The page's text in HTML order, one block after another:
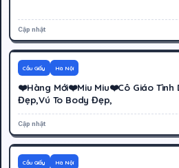
Cập nhật
500K
Cầu Giấy Hà Nội
❤️Hàng Mới❤️Miu Miu❤️Cô Giáo Tình
Đẹp,Vú To Body Đẹp,
Cập nhật
300K
Cầu Giấy Hà Nội